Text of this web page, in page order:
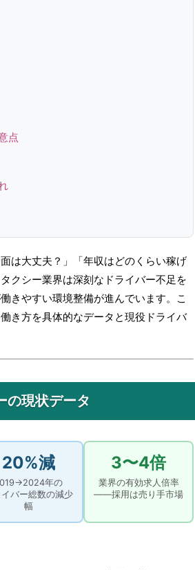
点
は大丈夫？」「年収はどのくらい稼げ
クシー業界は深刻なドライバー不足を
きやすい環境整備が進んでいます。こ
き方を具体的なデータと現役ドライバ
の現状データ
20%減
年の
イバー総数の減少
幅
3〜4倍
業界の有効求人倍率
——採用は売り手市場